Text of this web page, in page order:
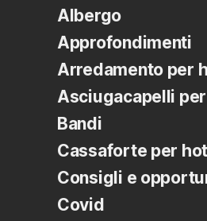
Albergo
Approfondimenti
Arredamento per
Asciugacapelli
Bandi
Cassaforte per
Consigli e
Covid